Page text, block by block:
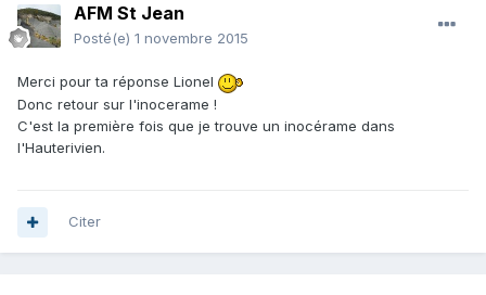
AFM St Jean
Posté(e) 1 novembre 2015
Merci pour ta réponse Lionel
Donc retour sur l'inocerame !
C'est la première fois que je trouve un inocérame dans
l'Hauterivien.
Citer